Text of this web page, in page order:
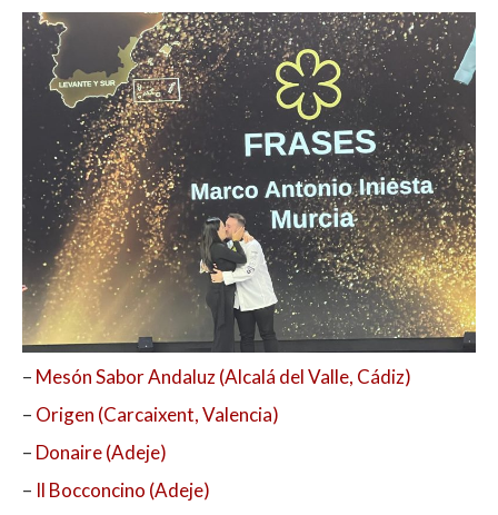
– Mesón Sabor Andaluz (Alcalá del Valle, Cádiz)
– Origen (Carcaixent, Valencia)
– Donaire (Adeje)
– Il Bocconcino (Adeje)